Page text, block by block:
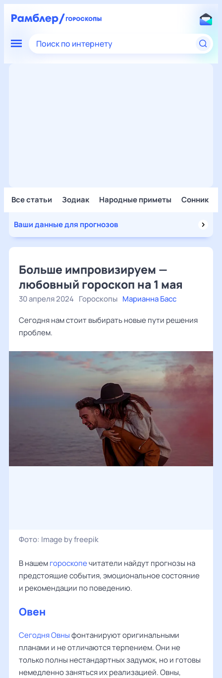
Поиск по интернету
Все статьи Зодиак Народные приметы Сонник
Ваши данные для прогнозов
Больше импровизируем —
любовный гороскоп на 1 мая
30 апреля 2024 Гороскопы Марианна Басс
Сегодня нам стоит выбирать новые пути решения
проблем.
Фото: Image by freepik
В нашемгороскопечитатели найдут прогнозы на
предстоящие события, эмоциональное состояние
и рекомендации по поведению.
Овен
Сегодня Овныфонтанируют оригинальными
планами и не отличаются терпением. Они не
только полны нестандартных задумок, но и готовы
немедленно заняться их реализацией. Овны,